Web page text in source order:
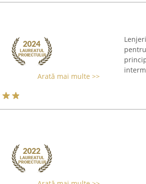
Arată mai multe >>